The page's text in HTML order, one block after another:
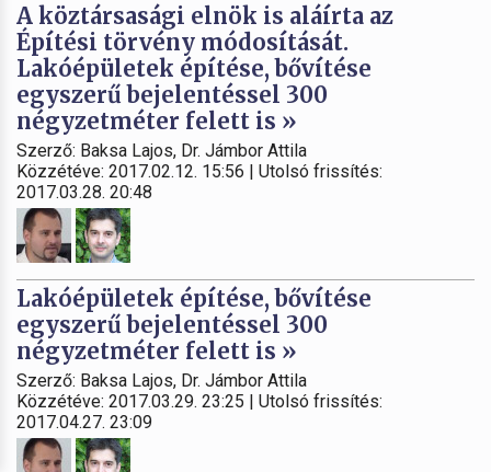
A köztársasági elnök is aláírta az
Építési törvény módosítását.
Lakóépületek építése, bővítése
egyszerű bejelentéssel 300
négyzetméter felett is »
Szerző: Baksa Lajos, Dr. Jámbor Attila
Közzétéve: 2017.02.12. 15:56 | Utolsó frissítés:
2017.03.28. 20:48
Lakóépületek építése, bővítése
egyszerű bejelentéssel 300
négyzetméter felett is »
Szerző: Baksa Lajos, Dr. Jámbor Attila
Közzétéve: 2017.03.29. 23:25 | Utolsó frissítés:
2017.04.27. 23:09